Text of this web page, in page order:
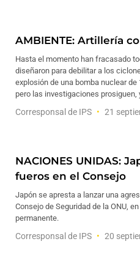
AMBIENTE: Artillería
Hasta el momento han fracasado
diseñaron para debilitar a los
explosión de una bomba nuclear
pero las investigaciones prosiguen,
Corresponsal de IPS 21
NACIONES UNIDAS:
fueros en el Consejo
Japón se apresta a lanzar una
Consejo de Seguridad de la ONU,
permanente.
Corresponsal de IPS 20